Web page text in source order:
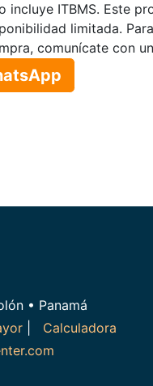
incluye ITBMS. Este
limitada.
comunícate con
• Panamá
Calculadora